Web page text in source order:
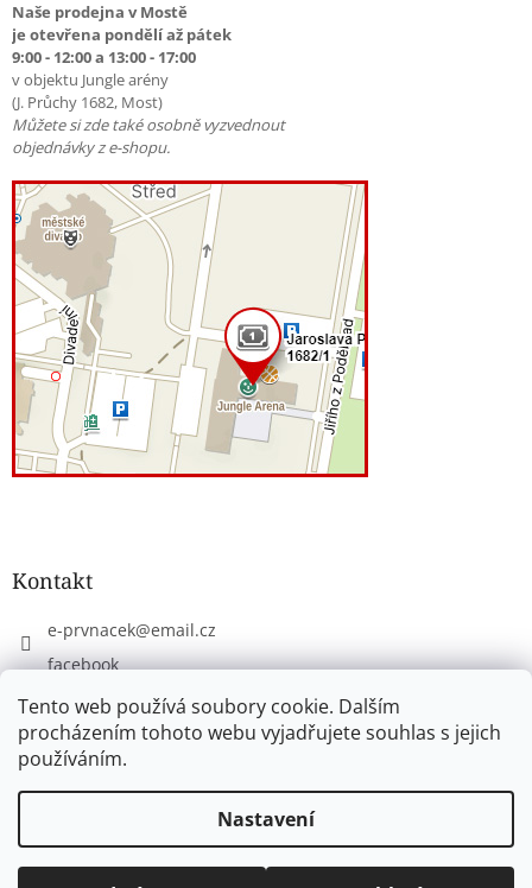
Tento web používá soubory cookie. Dalším
procházením tohoto webu vyjadřujete souhlas s jejich
používáním.
Nastavení
Naše prodejna v Mostě
je otevřena pondělí až pátek
9:00 - 12:00 a 13:00 - 17:00
v objektu Jungle arény
(J. Průchy 1682, Most)
Můžete si zde také osobně vyzvednout
objednávky z e-shopu.
Kontakt
e-prvnacek@email.cz
facebook
eprvnacek
Copyright 2026www.e-prvnacek.cz. Všechna práva